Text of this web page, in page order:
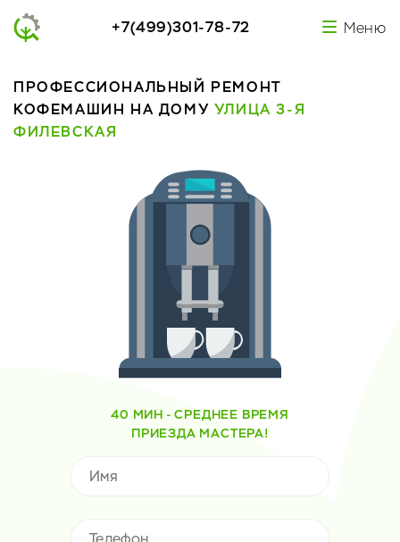
+7(499)301-78-72 Меню
ПРОФЕССИОНАЛЬНЫЙ РЕМОНТ
КОФЕМАШИН НА ДОМУ УЛИЦА 3-Я
ФИЛЕВСКАЯ
40 МИН - СРЕДНЕЕ ВРЕМЯ
ПРИЕЗДА МАСТЕРА!